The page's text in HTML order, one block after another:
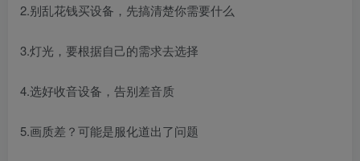
2.别乱花钱买设备，先搞清楚你需要什么
3.灯光，要根据自己的需求去选择
4.选好收音设备，告别差音质
5.画质差？可能是服化道出了问题